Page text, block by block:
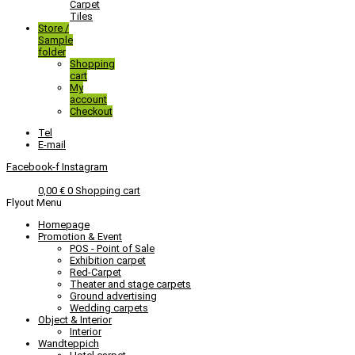
Carpet
Tiles
Store /
Sample
folder
Shopping
cart
My
account
Checkout
Tel
E-mail
Facebook-f Instagram
0,00 € 0 Shopping cart
Flyout Menu
Homepage
Promotion & Event
POS - Point of Sale
Exhibition carpet
Red-Carpet
Theater and stage carpets
Ground advertising
Wedding carpets
Object & Interior
Interior
Wandteppich